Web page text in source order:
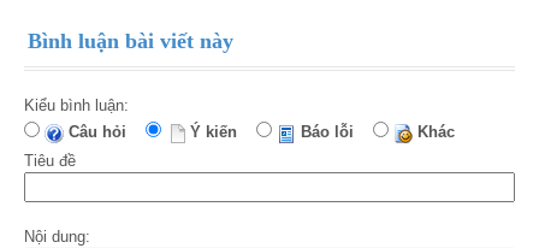
Bình luận bài viết này
Kiểu bình luận:
Câu hỏi
Ý kiến Báo lỗi
Khác
Tiêu đề
Nội dung: